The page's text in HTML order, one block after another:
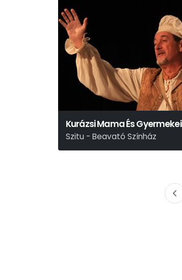
Kurázsi Mama És Gyermekei
Szitu - Beavató Színház